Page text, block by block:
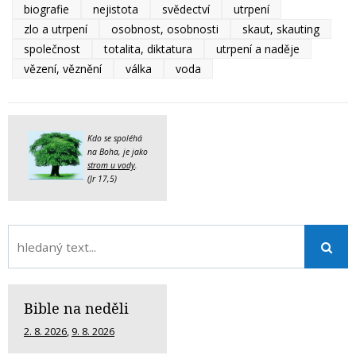
biografie
nejistota svědectví
utrpení
zlo a utrpení
osobnost, osobnosti
skaut, skauting
společnost
totalita, diktatura
utrpení a naděje
vězení, věznění
válka voda
Kdo se spoléhá
na Boha, je jako
strom u vody.
(Jr 17,5)
Bible na neděli
2. 8. 2026, 9. 8. 2026